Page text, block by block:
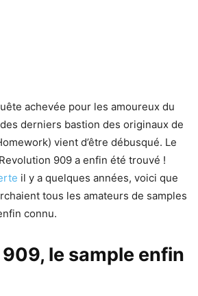
achevée pour les amoureux du
derniers bastion des originaux de
vient d’être débusqué. Le
909 a enfin été trouvé !
il y a quelques années, voici que
tous les amateurs de samples
connu.
le sample enfin